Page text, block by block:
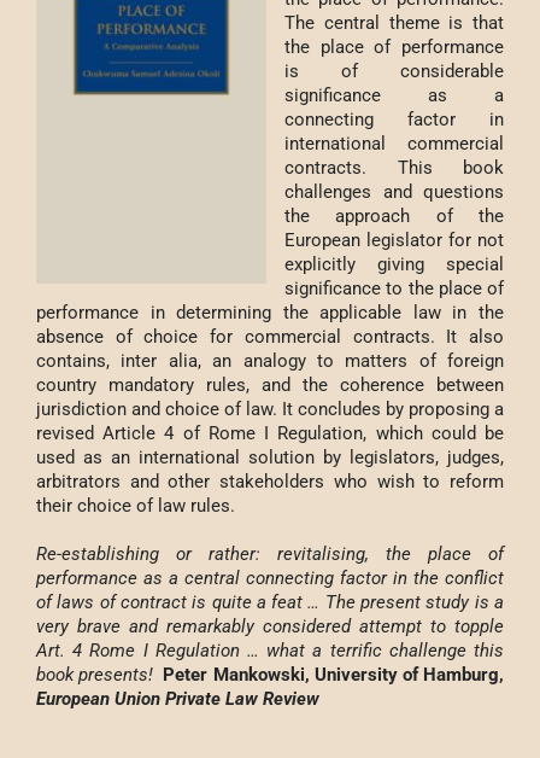
The central theme is that
the place of performance
is of considerable
significance as a
connecting factor in
international commercial
contracts. This book
challenges and questions
the approach of the
European legislator for not
explicitly giving special
significance to the place of
performance in determining the applicable law in the
absence of choice for commercial contracts. It also
contains, inter alia, an analogy to matters of foreign
country mandatory rules, and the coherence between
jurisdiction and choice of law. It concludes by proposing a
revised Article 4 of Rome I Regulation, which could be
used as an international solution by legislators, judges,
arbitrators and other stakeholders who wish to reform
their choice of law rules.
Re-establishing or rather: revitalising, the place of
performance as a central connecting factor in the conflict
of laws of contract is quite a feat … The present study is a
very brave and remarkably considered attempt to topple
Art. 4 Rome I Regulation … what a terrific challenge this
book presents! Peter Mankowski, University of Hamburg,
European Union Private Law Review